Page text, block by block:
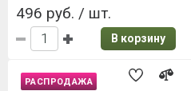
496 руб. / шт.
В корзину
РАСПРОДАЖА